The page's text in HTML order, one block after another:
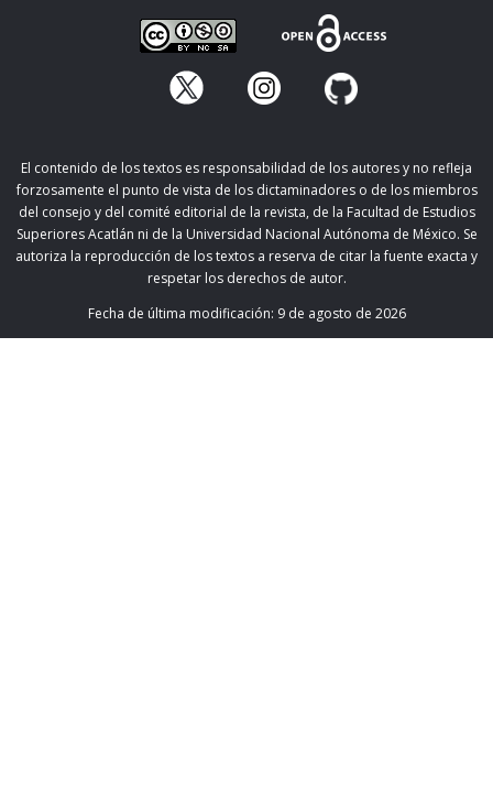
El contenido de los textos es responsabilidad de los autores y no refleja
forzosamente el punto de vista de los dictaminadores o de los miembros
del consejo y del comité editorial de la revista, de la Facultad de Estudios
Superiores Acatlán ni de la Universidad Nacional Autónoma de México. Se
autoriza la reproducción de los textos a reserva de citar la fuente exacta y
respetar los derechos de autor.
Fecha de última modificación: 9 de agosto de 2026